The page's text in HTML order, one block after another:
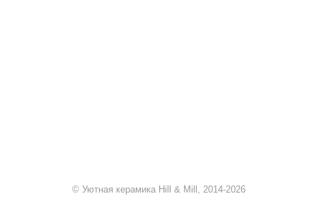
© Уютная керамика Hill & Mill, 2014-2026